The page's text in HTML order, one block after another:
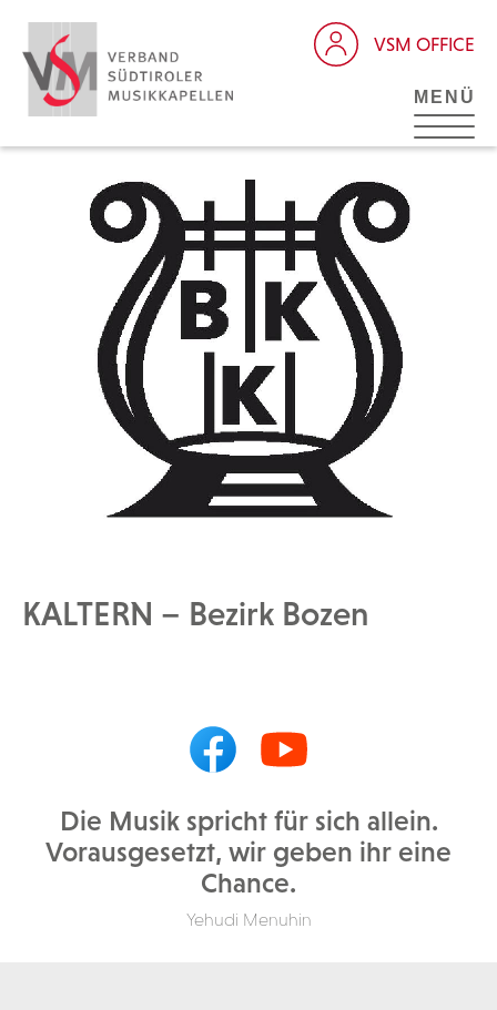
VSM OFFICE
MENÜ
KALTERN – Bezirk Bozen
Die Musik spricht für sich allein.
Vorausgesetzt, wir geben ihr eine
Chance.
Yehudi Menuhin